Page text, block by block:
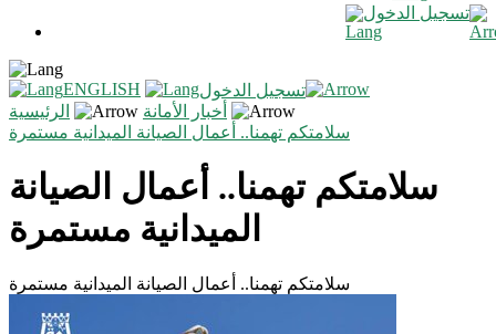
تسجيل الدخول
ENGLISH
تسجيل الدخول
الرئيسية
أخبار الأمانة
سلامتكم تهمنا.. أعمال الصيانة الميدانية مستمرة
سلامتكم تهمنا.. أعمال الصيانة
الميدانية مستمرة
سلامتكم تهمنا.. أعمال الصيانة الميدانية مستمرة